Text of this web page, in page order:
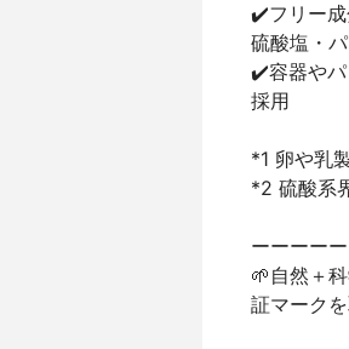
✔️フリー
硫酸塩・
✔️容器やパ
採用
*1 卵や乳
*2 硫酸系
ーーーーー
🌱自然＋
証マークを